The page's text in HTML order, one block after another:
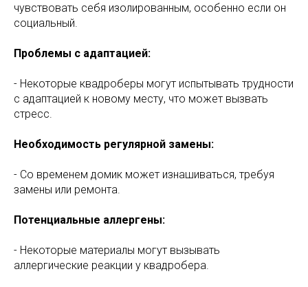
чувствовать себя изолированным, особенно если он
социальный.
Проблемы с адаптацией:
- Некоторые квадроберы могут испытывать трудности
с адаптацией к новому месту, что может вызвать
стресс.
Необходимость регулярной замены:
- Со временем домик может изнашиваться, требуя
замены или ремонта.
Потенциальные аллергены:
- Некоторые материалы могут вызывать
аллергические реакции у квадробера.